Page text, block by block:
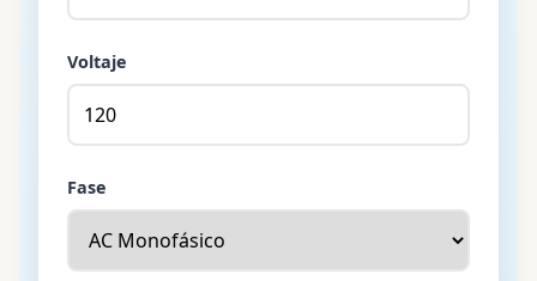
Voltaje
Fase